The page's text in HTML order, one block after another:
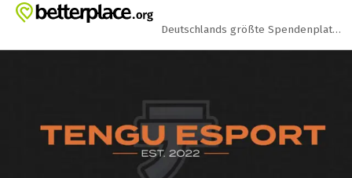
Zum Hauptinhalt springen
Erklärung zur Barrierefreiheit anzeigen
Deutschlands größte Spendenplattform